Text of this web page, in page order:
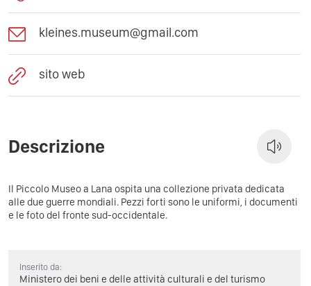
kleines.museum@gmail.com
sito web
Descrizione
Il Piccolo Museo a Lana ospita una collezione privata dedicata
alle due guerre mondiali. Pezzi forti sono le uniformi, i documenti
e le foto del fronte sud-occidentale.
Inserito da:
Ministero dei beni e delle attività culturali e del turismo